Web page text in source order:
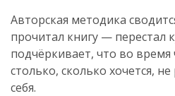
Авторская методика
прочитал книгу — перестал
подчёркивает, что во
столько, сколько хочется,
себя.